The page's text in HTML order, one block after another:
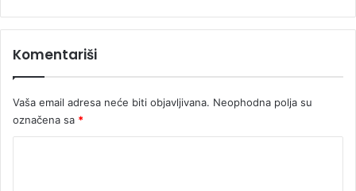
s
p
s
i
v
Komentariši
Vaša email adresa neće biti objavljivana. Neophodna polja su
označena sa *